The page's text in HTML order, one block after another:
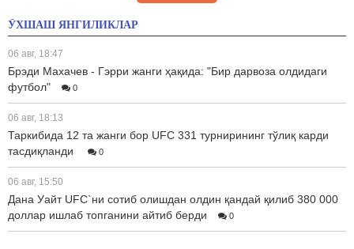
ЎХШАШ ЯНГИЛИКЛАР
06 авг, 18:47
Брэди Махачев - Гэрри жанги ҳақида: "Бир дарвоза олдидаги
футбол"
0
06 авг, 18:13
Таркибида 12 та жанги бор UFC 331 турнирининг тўлиқ карди
тасдиқланди
0
06 авг, 15:50
Дана Уайт UFC`ни сотиб олишдан олдин қандай қилиб 380 000
доллар ишлаб топганини айтиб берди
0